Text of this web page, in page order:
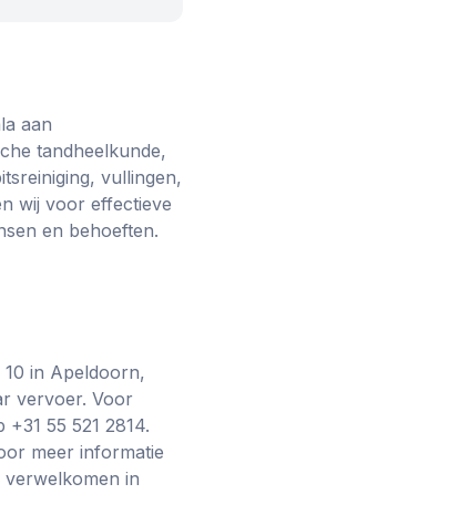
aan
tandheelkunde,
vullingen,
wij voor effectieve
en behoeften.
10 in Apeldoorn,
vervoer. Voor
55 521 2814.
meer informatie
verwelkomen in